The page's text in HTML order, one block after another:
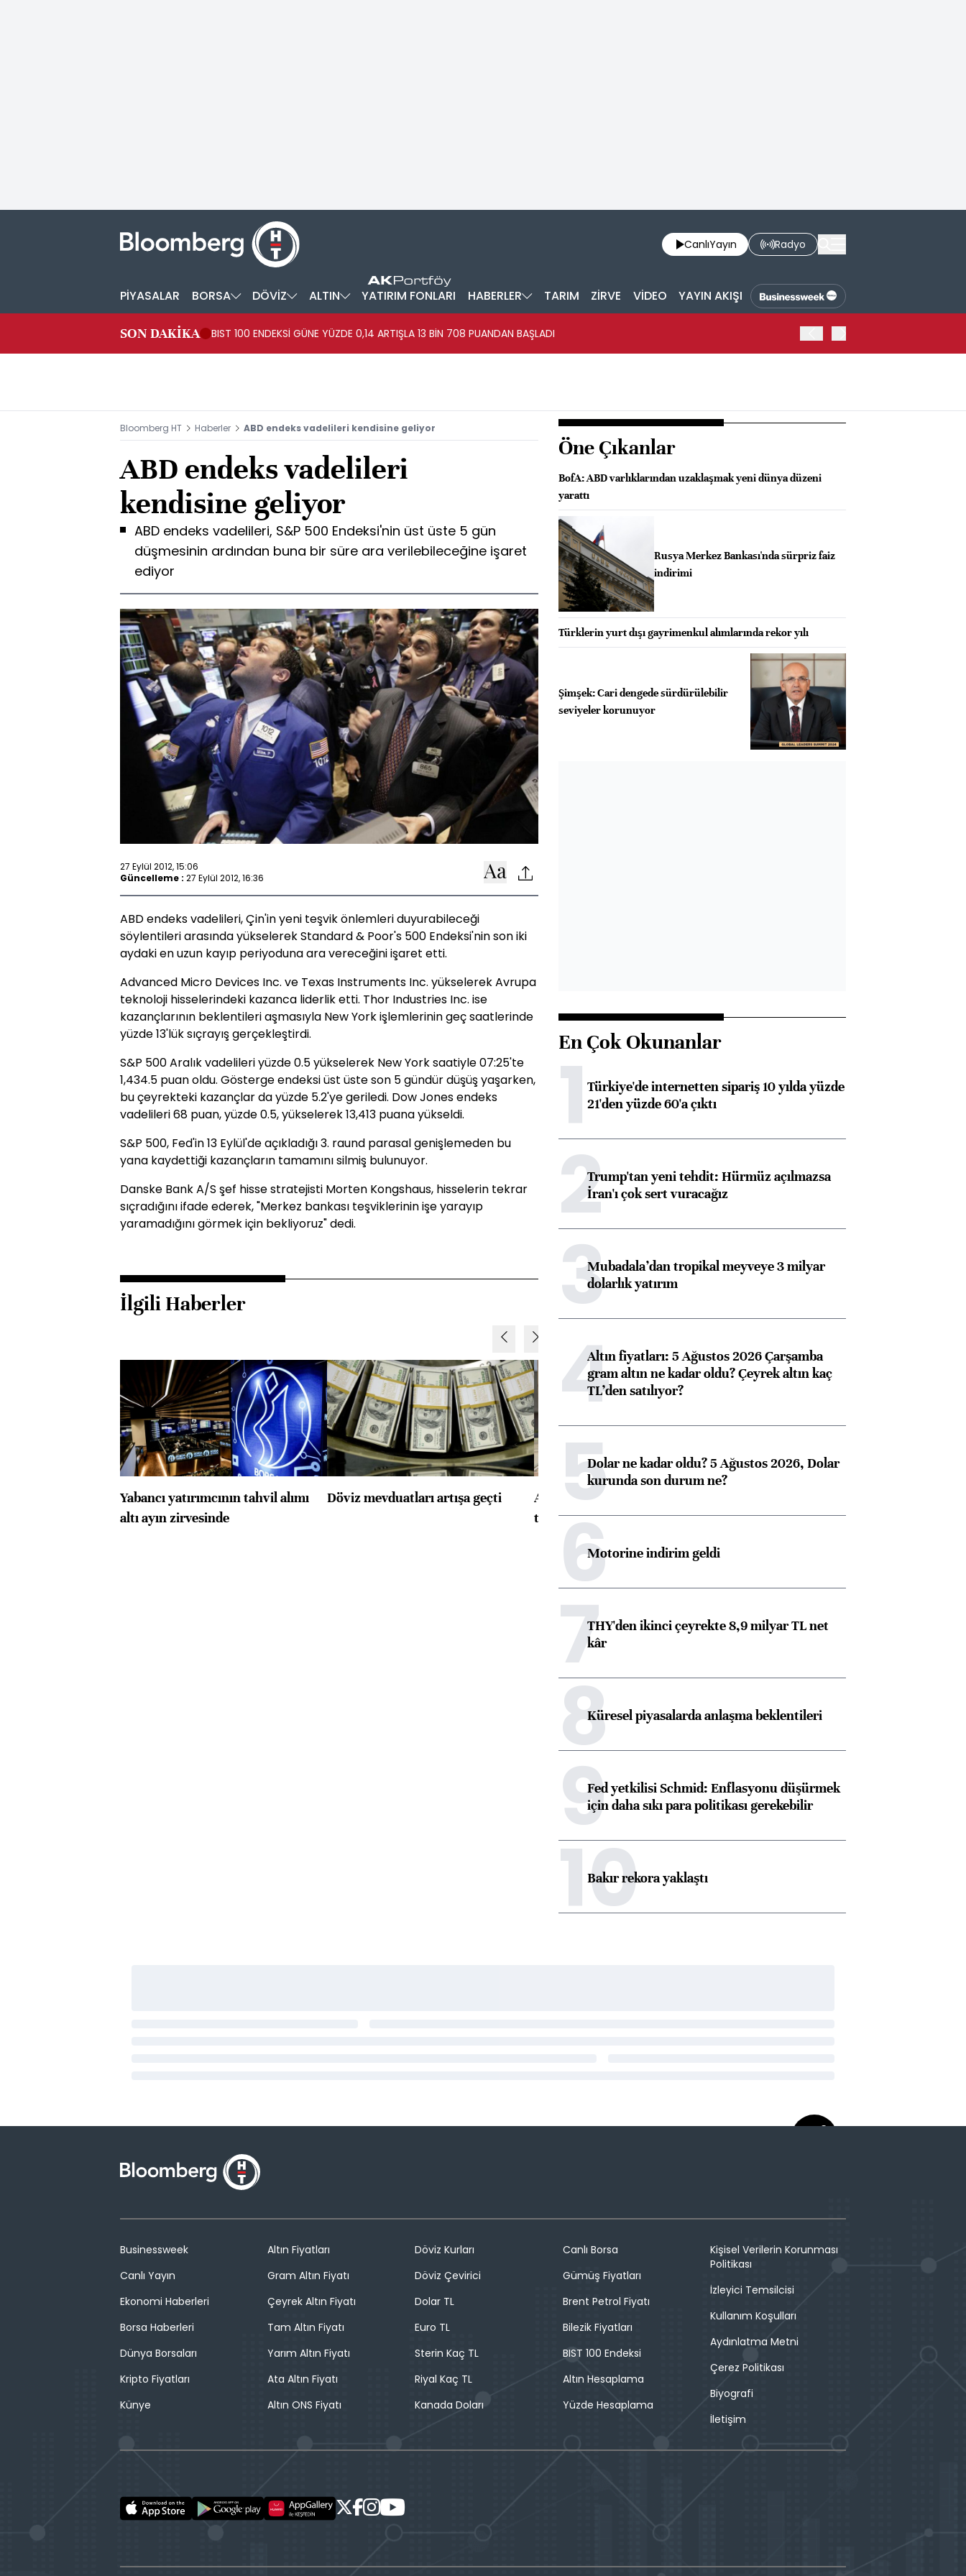
CanlıYayın Radyo
PİYASALAR BORSA DÖVİZ ALTIN YATIRIM FONLARI HABERLER TARIM ZİRVE VİDEO YAYIN AKIŞI
SON DAKİKA BIST 100 ENDEKSİ GÜNE YÜZDE 0,14 ARTIŞLA 13 BİN 708 PUANDAN BAŞLADI
Bloomberg HT Haberler ABD endeks vadelileri kendisine geliyor
ABD endeks vadelileri
kendisine geliyor
ABD endeks vadelileri, S&P 500 Endeksi'nin üst üste 5 gün
düşmesinin ardından buna bir süre ara verilebileceğine işaret
ediyor
27 Eylül 2012, 15:06
Güncelleme : 27 Eylül 2012, 16:36
ABD endeks vadelileri, Çin'in yeni teşvik önlemleri duyurabileceği
söylentileri arasında yükselerek Standard & Poor's 500 Endeksi'nin son iki
aydaki en uzun kayıp periyoduna ara vereceğini işaret etti.
Advanced Micro Devices Inc. ve Texas Instruments Inc. yükselerek Avrupa
teknoloji hisselerindeki kazanca liderlik etti. Thor Industries Inc. ise
kazançlarının beklentileri aşmasıyla New York işlemlerinin geç saatlerinde
yüzde 13'lük sıçrayış gerçekleştirdi.
S&P 500 Aralık vadelileri yüzde 0.5 yükselerek New York saatiyle 07:25'te
1,434.5 puan oldu. Gösterge endeksi üst üste son 5 gündür düşüş yaşarken,
bu çeyrekteki kazançlar da yüzde 5.2'ye geriledi. Dow Jones endeks
vadelileri 68 puan, yüzde 0.5, yükselerek 13,413 puana yükseldi.
S&P 500, Fed'in 13 Eylül'de açıkladığı 3. raund parasal genişlemeden bu
yana kaydettiği kazançların tamamını silmiş bulunuyor.
Danske Bank A/S şef hisse stratejisti Morten Kongshaus, hisselerin tekrar
sıçradığını ifade ederek, "Merkez bankası teşviklerinin işe yarayıp
yaramadığını görmek için bekliyoruz" dedi.
İlgili Haberler
Yabancı yatırımcının tahvil alımı
altı ayın zirvesinde
Döviz mevduatları artışa geçti
ABD'de konut başlangıçları
toparlandı
Almanya, Commerzbank
görüşmelere hazırlanıyor
Öne Çıkanlar
BofA: ABD varlıklarından uzaklaşmak yeni dünya düzeni
yarattı
Rusya Merkez Bankası'nda sürpriz faiz
indirimi
Türklerin yurt dışı gayrimenkul alımlarında rekor yılı
Şimşek: Cari dengede sürdürülebilir
seviyeler korunuyor
En Çok Okunanlar
1Türkiye'de internetten sipariş 10 yılda yüzde
21'den yüzde 60'a çıktı
2Trump'tan yeni tehdit: Hürmüz açılmazsa
İran'ı çok sert vuracağız
3Mubadala’dan tropikal meyveye 3 milyar
dolarlık yatırım
4Altın fiyatları: 5 Ağustos 2026 Çarşamba
gram altın ne kadar oldu? Çeyrek altın kaç
TL’den satılıyor?
5Dolar ne kadar oldu? 5 Ağustos 2026, Dolar
kurunda son durum ne?
6Motorine indirim geldi
7THY'den ikinci çeyrekte 8,9 milyar TL net
kâr
8Küresel piyasalarda anlaşma beklentileri
9Fed yetkilisi Schmid: Enflasyonu düşürmek
için daha sıkı para politikası gerekebilir
10
Bakır rekora yaklaştı
Businessweek
Canlı Yayın
Ekonomi Haberleri
Borsa Haberleri
Dünya Borsaları
Kripto Fiyatları
Künye
Altın Fiyatları
Gram Altın Fiyatı
Çeyrek Altın Fiyatı
Tam Altın Fiyatı
Yarım Altın Fiyatı
Ata Altın Fiyatı
Altın ONS Fiyatı
Döviz Kurları
Döviz Çevirici
Dolar TL
Euro TL
Sterin Kaç TL
Riyal Kaç TL
Kanada Doları
Canlı Borsa
Gümüş Fiyatları
Brent Petrol Fiyatı
Bilezik Fiyatları
BIST 100 Endeksi
Altın Hesaplama
Yüzde Hesaplama
Kişisel Verilerin Korunması
Politikası
İzleyici Temsilcisi
Kullanım Koşulları
Aydınlatma Metni
Çerez Politikası
Biyografi
İletişim